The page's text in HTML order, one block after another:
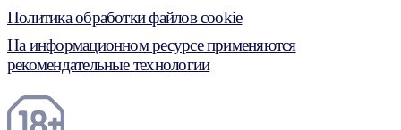
Политика обработки файлов cookie
На информационном ресурсе применяются
рекомендательные технологии